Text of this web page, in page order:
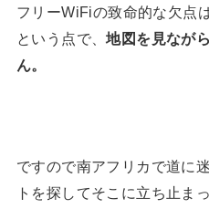
フリーWiFiの致命的な欠点
という点で、地図を見なが
ん。
ですので南アフリカで道に
トを探してそこに立ち止ま